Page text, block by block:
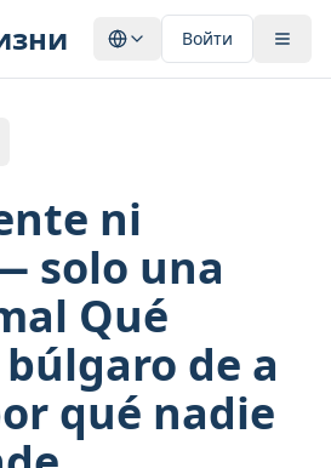
Войти
ni
solo una
Qué
de a
qué nadie